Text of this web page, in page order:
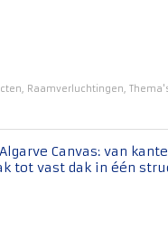
, Raamverluchtingen,
Canvas: van
tot vast dak in één